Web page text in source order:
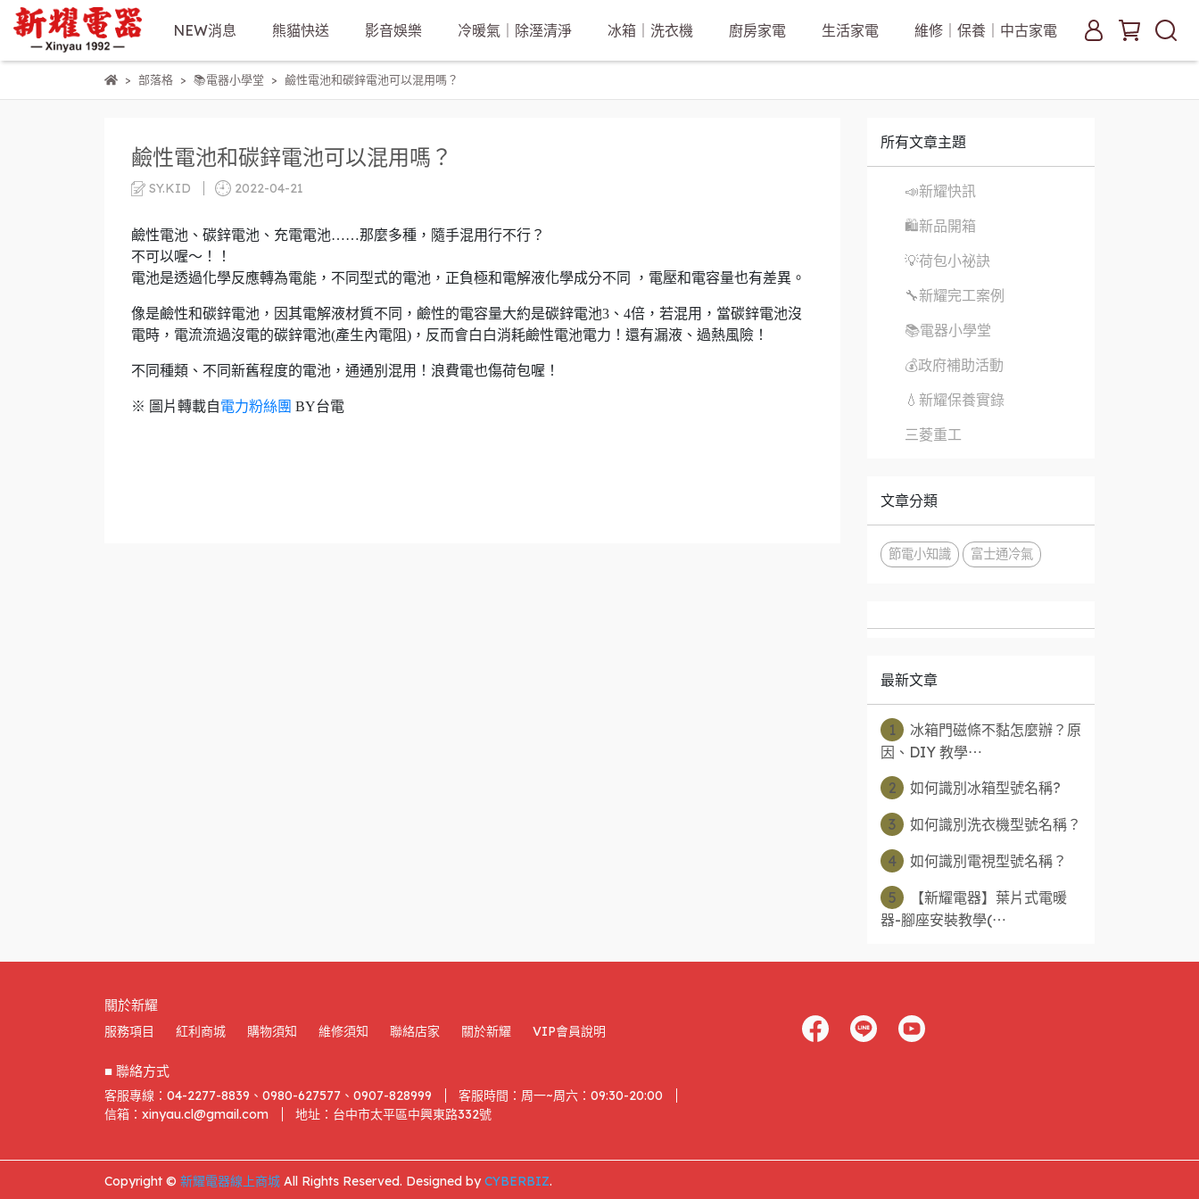
NEW消息 熊貓快送 影音娛樂 冷暖氣｜除溼清淨 冰箱｜洗衣機 廚房家電 生活家電 維修｜保養｜中古家電
部落格 📚電器小學堂 鹼性電池和碳鋅電池可以混用嗎？
鹼性電池和碳鋅電池可以混用嗎？
SY.KID 2022-04-21
鹼性電池、碳鋅電池、充電電池……那麼多種，隨手混用行不行？
不可以喔～！！
電池是透過化學反應轉為電能，不同型式的電池，正負極和電解液化學成分不同 ，電壓和電容量也有差異。
像是鹼性和碳鋅電池，因其電解液材質不同，鹼性的電容量大約是碳鋅電池3、4倍，若混用，當碳鋅電池沒
電時，電流流過沒電的碳鋅電池(產生內電阻)，反而會白白消耗鹼性電池電力！還有漏液、過熱風險！
不同種類、不同新舊程度的電池，通通別混用！浪費電也傷荷包喔！
※ 圖片轉載自電力粉絲團 BY台電
所有文章主題
📣新耀快訊
🛍新品開箱
💡荷包小祕訣
🔧新耀完工案例
📚電器小學堂
💰政府補助活動
💧新耀保養實錄
三菱重工
文章分類
節電小知識 富士通冷氣
最新文章
1
冰箱門磁條不黏怎麼辦？原
因、DIY 教學⋯
2
如何識別冰箱型號名稱?
3 如何識別洗衣機型號名稱？
4 如何識別電視型號名稱？
5
【新耀電器】葉片式電暖
器-腳座安裝教學(⋯
關於新耀
服務項目 紅利商城 購物須知 維修須知 聯絡店家 關於新耀 VIP會員說明
■ 聯絡方式
客服專線：04-2277-8839、0980-627577、0907-828999
客服時間：周一~周六：09:30-20:00
信箱：xinyau.cl@gmail.com
地址：台中市太平區中興東路332號
Copyright © 新耀電器線上商城 All Rights Reserved. Designed byCYBERBIZ.